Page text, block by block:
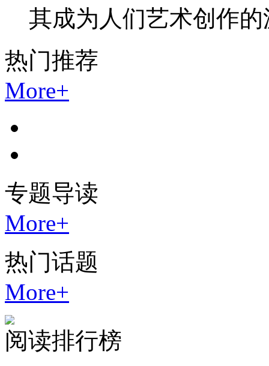
其成为人们艺术创作
热门推荐
More+
专题导读
More+
热门话题
More+
阅读排行榜